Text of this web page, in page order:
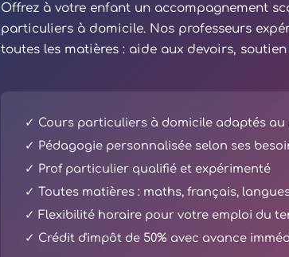
Offrez à votre enfant un accompagnement
particuliers à domicile. Nos professeurs
toutes les matières : aide aux devoirs,
✓ Cours particuliers à domicile adaptés
✓ Pédagogie personnalisée selon ses
✓ Prof particulier qualifié et expérimenté
✓ Toutes matières : maths, français,
✓ Flexibilité horaire pour votre emploi du
✓ Crédit d'impôt de 50% avec avance